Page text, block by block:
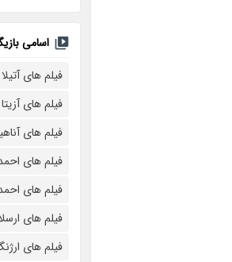
اسامی
فیلم های
فیلم های
فیلم های
فیلم های
فیلم های
فیلم های
فیلم های